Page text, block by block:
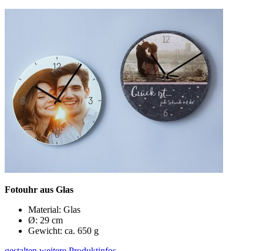
Fotouhr aus Glas
Material: Glas
Ø: 29 cm
Gewicht: ca. 650 g